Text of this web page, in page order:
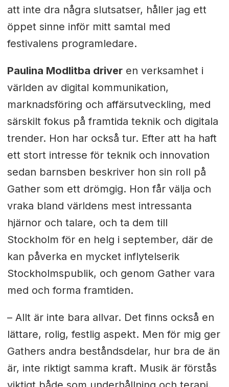
att inte dra några slutsatser, håller jag ett
öppet sinne inför mitt samtal med
festivalens programledare.
Paulina Modlitba driveren verksamhet i
världen av digital kommunikation,
marknadsföring och affärsutveckling, med
särskilt fokus på framtida teknik och digitala
trender. Hon har också tur. Efter att ha haft
ett stort intresse för teknik och innovation
sedan barnsben beskriver hon sin roll på
Gather som ett drömgig. Hon får välja och
vraka bland världens mest intressanta
hjärnor och talare, och ta dem till
Stockholm för en helg i september, där de
kan påverka en mycket inflytelserik
Stockholmspublik, och genom Gather vara
med och forma framtiden.
– Allt är inte bara allvar. Det finns också en
lättare, rolig, festlig aspekt. Men för mig ger
Gathers andra beståndsdelar, hur bra de än
är, inte riktigt samma kraft. Musik är förstås